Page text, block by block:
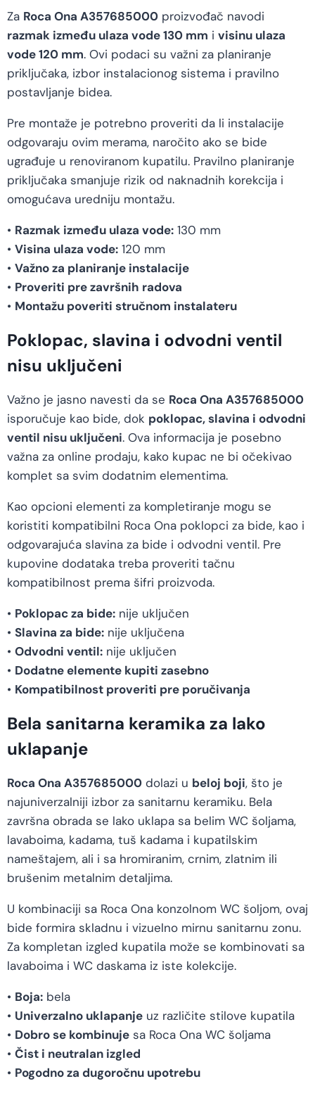
Za Roca Ona A357685000 proizvođač navodi
razmak između ulaza vode 130 mm i visinu ulaza
vode 120 mm. Ovi podaci su važni za planiranje
priključaka, izbor instalacionog sistema i pravilno
postavljanje bidea.
Pre montaže je potrebno proveriti da li instalacije
odgovaraju ovim merama, naročito ako se bide
ugrađuje u renoviranom kupatilu. Pravilno planiranje
priključaka smanjuje rizik od naknadnih korekcija i
omogućava uredniju montažu.
• Razmak između ulaza vode: 130 mm
• Visina ulaza vode: 120 mm
• Važno za planiranje instalacije
• Proveriti pre završnih radova
• Montažu poveriti stručnom instalateru
Poklopac, slavina i odvodni ventil
nisu uključeni
Važno je jasno navesti da se Roca Ona A357685000
isporučuje kao bide, dok poklopac, slavina i odvodni
ventil nisu uključeni. Ova informacija je posebno
važna za online prodaju, kako kupac ne bi očekivao
komplet sa svim dodatnim elementima.
Kao opcioni elementi za kompletiranje mogu se
koristiti kompatibilni Roca Ona poklopci za bide, kao i
odgovarajuća slavina za bide i odvodni ventil. Pre
kupovine dodataka treba proveriti tačnu
kompatibilnost prema šifri proizvoda.
• Poklopac za bide: nije uključen
• Slavina za bide: nije uključena
• Odvodni ventil: nije uključen
• Dodatne elemente kupiti zasebno
• Kompatibilnost proveriti pre poručivanja
Bela sanitarna keramika za lako
uklapanje
Roca Ona A357685000 dolazi u beloj boji, što je
najuniverzalniji izbor za sanitarnu keramiku. Bela
završna obrada se lako uklapa sa belim WC šoljama,
lavaboima, kadama, tuš kadama i kupatilskim
nameštajem, ali i sa hromiranim, crnim, zlatnim ili
brušenim metalnim detaljima.
U kombinaciji sa Roca Ona konzolnom WC šoljom, ovaj
bide formira skladnu i vizuelno mirnu sanitarnu zonu.
Za kompletan izgled kupatila može se kombinovati sa
lavaboima i WC daskama iz iste kolekcije.
• Boja: bela
• Univerzalno uklapanje uz različite stilove kupatila
• Dobro se kombinuje sa Roca Ona WC šoljama
• Čist i neutralan izgled
• Pogodno za dugoročnu upotrebu